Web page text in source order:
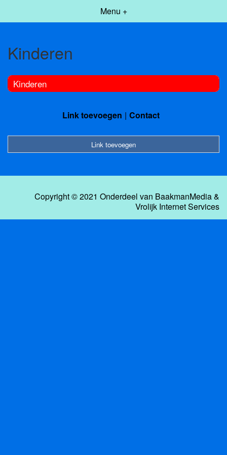
Menu +
Kinderen
Kinderen
Link toevoegen Contact
Link toevoegen
Copyright © 2021 Onderdeel van BaakmanMedia&
Vrolijk Internet Services